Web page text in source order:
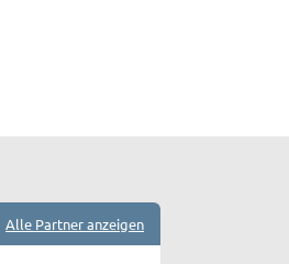
Alle Partner anzeigen